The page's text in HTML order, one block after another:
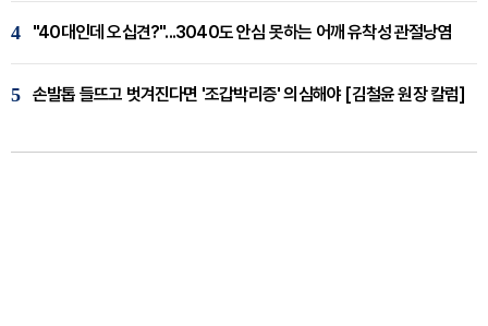
4 "40대인데 오십견?"...3040도 안심 못하는 어깨 유착성 관절낭염
5 손발톱 들뜨고 벗겨진다면 '조갑박리증' 의심해야 [김철윤 원장 칼럼]